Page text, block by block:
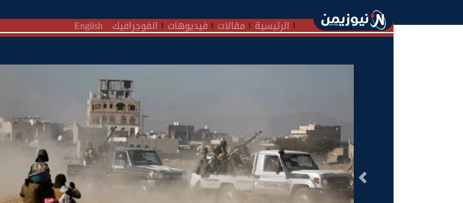
الرئيسية مقالات فيديوهات انفوجرافيك English
السابق